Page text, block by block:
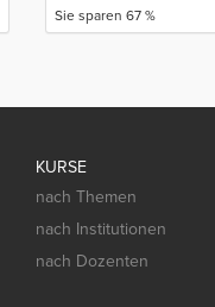
Sie sparen 67 %
KURSE
nach Themen
nach Institutionen
nach Dozenten